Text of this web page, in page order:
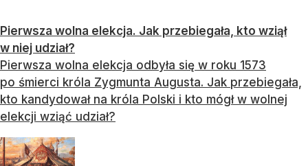
Pierwsza wolna elekcja. Jak przebiegała, kto wziął
w niej udział?
Pierwsza wolna elekcja odbyła się w roku 1573
po śmierci króla Zygmunta Augusta. Jak przebiegała,
kto kandydował na króla Polski i kto mógł w wolnej
elekcji wziąć udział?